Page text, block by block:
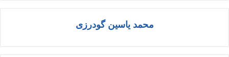
محمد یاسین گودرزی